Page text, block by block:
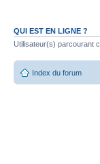
QUI EST EN LIGNE ?
Utilisateur(s) parcourant
Index du forum